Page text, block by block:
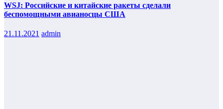
WSJ: Российские и китайские ракеты сделали
беспомощными авианосцы США
21.11.2021 admin